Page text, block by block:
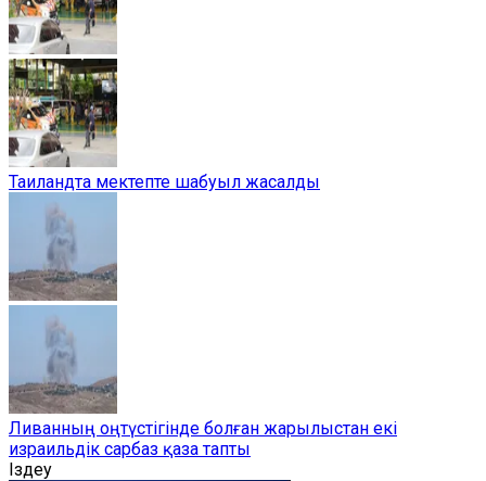
Таиландта мектепте шабуыл жасалды
Ливанның оңтүстігінде болған жарылыстан екі
израильдік сарбаз қаза тапты
Іздеу